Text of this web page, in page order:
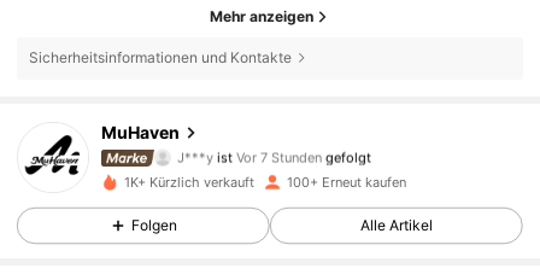
Mehr anzeigen
Sicherheitsinformationen und Kontakte
MuHaven4,54
J***yist Vor 7 Stundengefolgt
1K+ Kürzlich verkauft 100+ Erneut kaufen
Folgen Alle Artikel